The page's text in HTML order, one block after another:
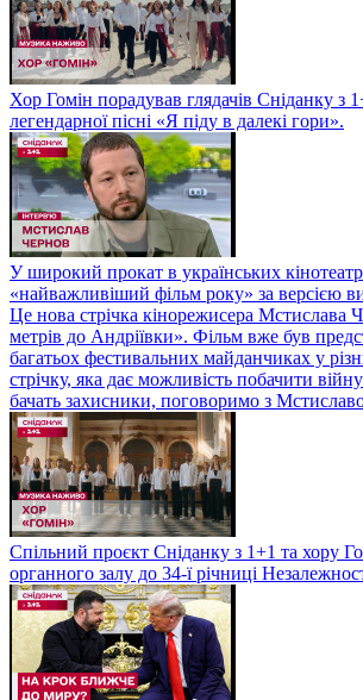
Хор Гомін порадував глядачів Сніданку з
легендарної пісні «Я піду в далекі гори».
У широкий прокат в українських
«найважливіший фільм року» за версією
Це нова стрічка кінорежисера Мстислава
метрів до Андріївки». Фільм вже був
багатьох фестивальних майданчиках у
стрічку, яка дає можливість побачити
бачать захисники, поговоримо з
Спільний проєкт Сніданку з 1+1 та хору
органного залу до 34-ї річниці